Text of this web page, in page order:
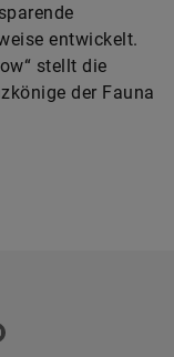
entwickelt.
stellt die
der Fauna